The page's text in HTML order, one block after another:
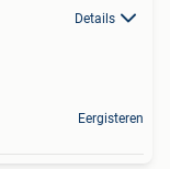
Details
Eergisteren